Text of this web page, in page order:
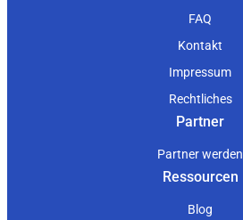
FAQ
Kontakt
Impressum
Rechtliches
Partner
Partner werden
Ressourcen
Blog